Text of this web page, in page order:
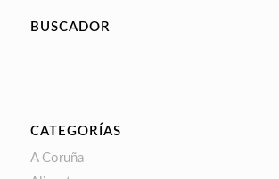
BUSCADOR
CATEGORÍAS
A Coruña